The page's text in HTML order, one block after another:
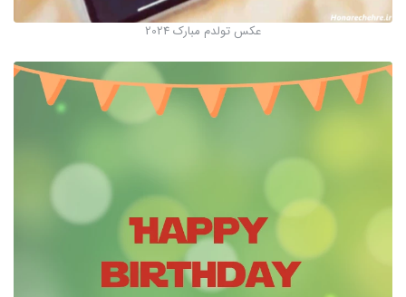
عکس تولدم مبارک 2024